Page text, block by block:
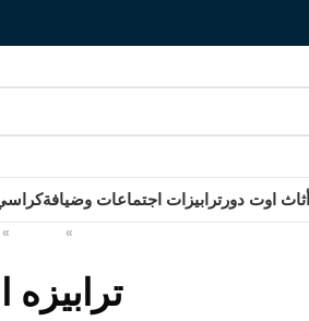
أثاث اوت دورترابيزات اجتماعات وضيافة
»
»
ترابيزه